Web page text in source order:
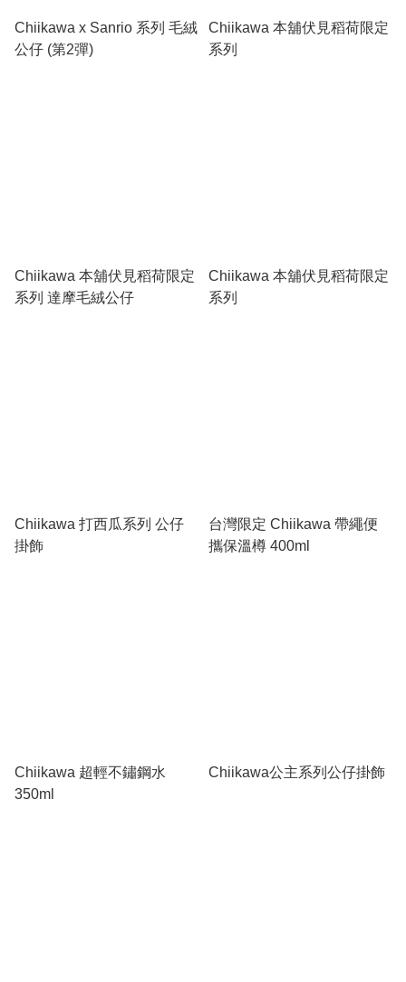
Chiikawa x Sanrio 系列 毛絨
公仔 (第2彈)
Chiikawa 本舖伏見稻荷限定
系列
Chiikawa 本舖伏見稻荷限定
系列 達摩毛絨公仔
Chiikawa 本舖伏見稻荷限定
系列
Chiikawa 打西瓜系列 公仔
掛飾
台灣限定 Chiikawa 帶繩便
攜保溫樽 400ml
Chiikawa 超輕不鏽鋼水
350ml
Chiikawa公主系列公仔掛飾